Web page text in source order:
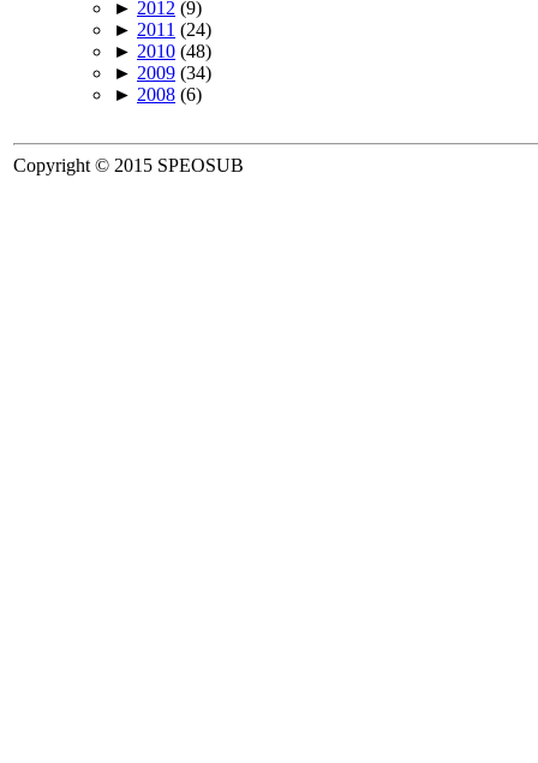
► 2012 (9)
► 2011 (24)
► 2010 (48)
► 2009 (34)
► 2008 (6)
Copyright © 2015 SPEOSUB